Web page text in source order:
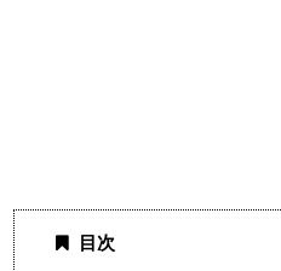
目次